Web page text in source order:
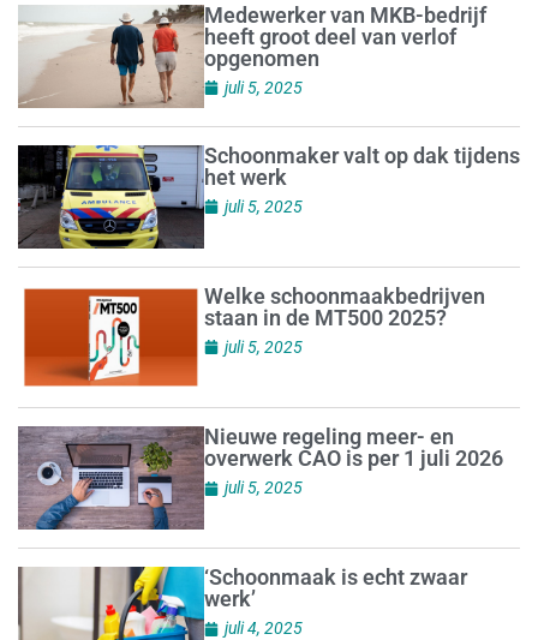
Medewerker van MKB-bedrijf
heeft groot deel van verlof
opgenomen
juli 5, 2025
Schoonmaker valt op dak tijdens
het werk
juli 5, 2025
Welke schoonmaakbedrijven
staan in de MT500 2025?
juli 5, 2025
Nieuwe regeling meer- en
overwerk CAO is per 1 juli 2026
juli 5, 2025
‘Schoonmaak is echt zwaar
werk’
juli 4, 2025